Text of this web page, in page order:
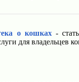
о кошках-
для